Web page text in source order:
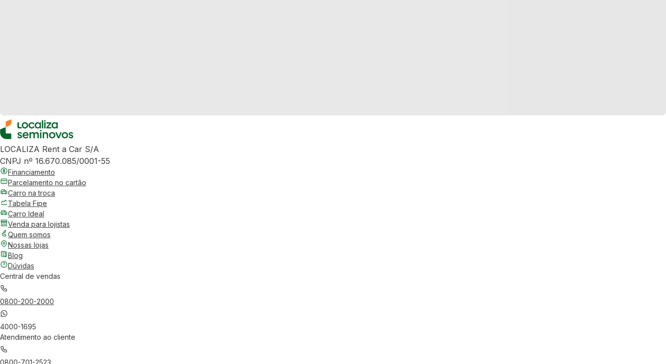
LOCALIZA Rent a Car S/A
CNPJ nº 16.670.085/0001-55
Financiamento
Parcelamento no cartão
Carro na troca
Tabela Fipe
Carro Ideal
Venda para lojistas
Quem somos
Nossas lojas
Blog
Dúvidas
Central de vendas
0800-200-2000
4000-1695
Atendimento ao cliente
0800-701-2523